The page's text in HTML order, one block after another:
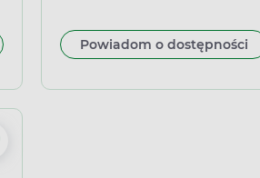
Powiadom o dostępności